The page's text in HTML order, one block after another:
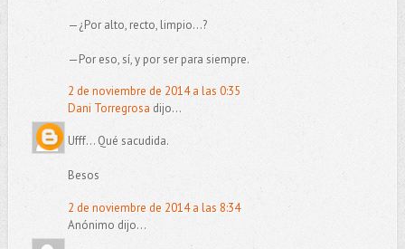
—¿Por alto, recto, limpio...?
—Por eso, sí, y por ser para siempre.
2 de noviembre de 2014 a las 0:35
Dani Torregrosa dijo...
Ufff... Qué sacudida.
Besos
2 de noviembre de 2014 a las 8:34
Anónimo dijo...